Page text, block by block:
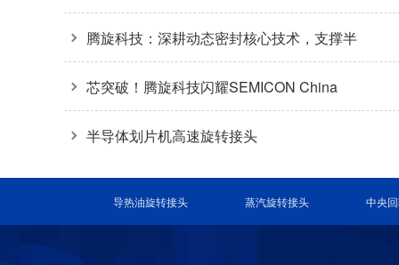
业盛会
腾旋科技：深耕动态密封核心技术，支撑半
导体装备关键环节
芯突破！腾旋科技闪耀SEMICON China
2026
半导体划片机高速旋转接头
导热油旋转接头 蒸汽旋转接头 中央